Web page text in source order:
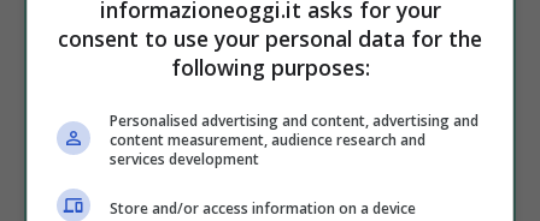
informazioneoggi.it asks for your
consent to use your personal data for the
following purposes:
Personalised advertising and content, advertising and
content measurement, audience research and
services development
Store and/or access information on a device